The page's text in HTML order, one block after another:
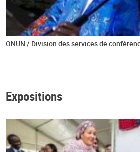
ONUN / Division des services de
Expositions